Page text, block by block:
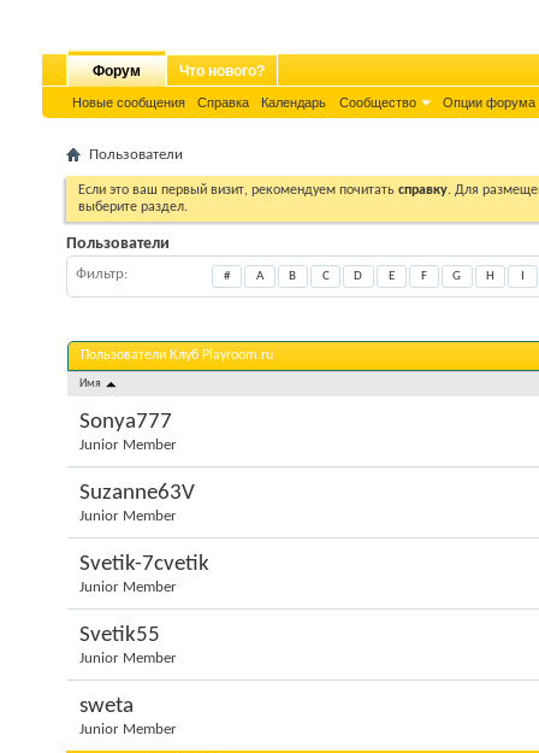
Форум
Новые сообщения Справка Календарь Сообщество Опции форума
Что нового?
Пользователи
Если это ваш первый визит, рекомендуем почитать справку. Для
выберите раздел.
Пользователи
Фильтр # A B C D E F G H
Пользователи Клуб Playroom.ru
Имя
Sonya777
Junior Member
Suzanne63V
Junior Member
Svetik-7cvetik
Junior Member
Svetik55
Junior Member
sweta
Junior Member